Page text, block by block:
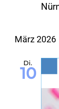
März 2026
Di.
10